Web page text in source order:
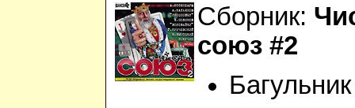
Сборник:
союз #2
Багульник